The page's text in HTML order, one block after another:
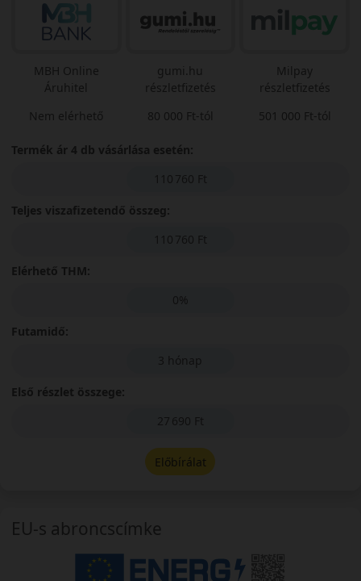
MBH Online
Áruhitel
Nem elérhető
gumi.hu
részletfizetés
80 000 Ft-tól
Milpay
részletfizetés
501 000 Ft-tól
Termék ár 4 db vásárlása esetén:
110 760 Ft
Teljes viszafizetendő összeg:
110 760 Ft
Elérhető THM:
0%
Futamidő:
3 hónap
Első részlet összege:
27 690 Ft
Előbírálat
EU-s abroncscímke